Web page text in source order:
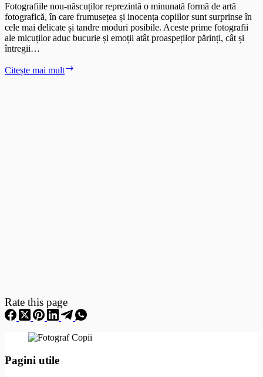
Fotografiile nou-născuților reprezintă o minunată formă de artă
fotografică, în care frumusețea și inocența copiilor sunt surprinse în
cele mai delicate și tandre moduri posibile. Aceste prime fotografii
ale micuților aduc bucurie și emoții atât proaspeților părinți, cât și
întregii…
Citește mai mult
Rate this page
Pagini utile